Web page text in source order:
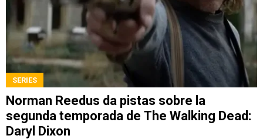
SERIES
Norman Reedus da pistas sobre la
segunda temporada de The Walking Dead:
Daryl Dixon